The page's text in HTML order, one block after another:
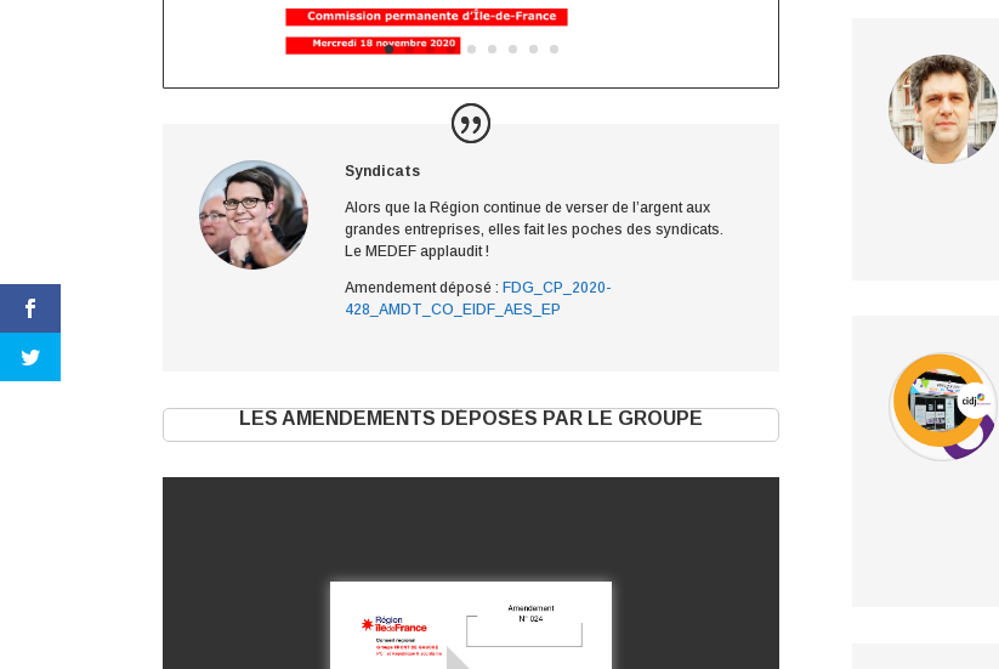
Syndicats
Alors que la Région continue de verser de l’argent aux
grandes entreprises, elles fait les poches des syndicats.
Le MEDEF applaudit !
Amendement déposé : FDG_CP_2020-
428_AMDT_CO_EIDF_AES_EP
LES AMENDEMENTS DÉPOSÉS PAR LE GROUPE